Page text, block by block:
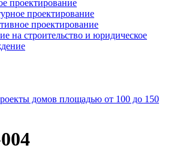
проектирование
проектирование
проектирование
на строительство и юридическое
домов площадью от 100 до 150